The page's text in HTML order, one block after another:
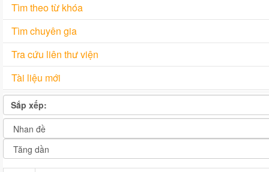
Tìm theo từ khóa
Tìm chuyên gia
Tra cứu liên thư viện
Tài liệu mới
Sắp xếp: